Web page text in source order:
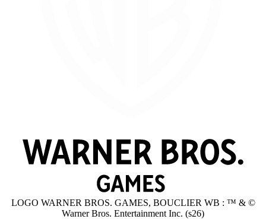
LOGO WARNER BROS. GAMES, BOUCLIER WB : ™ & ©
Warner Bros. Entertainment Inc. (s26)